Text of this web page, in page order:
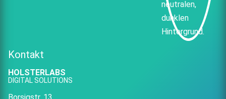
Kontakt
HOLSTERLABS
DIGITAL SOLUTIONS